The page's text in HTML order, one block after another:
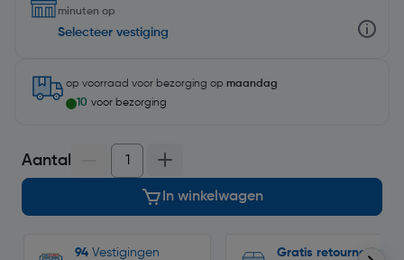
minuten op
Selecteer vestiging
op voorraad voor bezorging op maandag
10 voor bezorging
Aantal
In winkelwagen
94 Vestigingen
Gratis retourneren